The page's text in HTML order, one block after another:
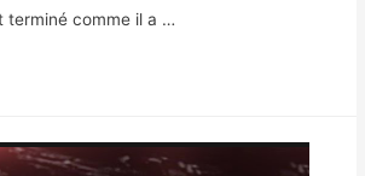
terminé comme il a …